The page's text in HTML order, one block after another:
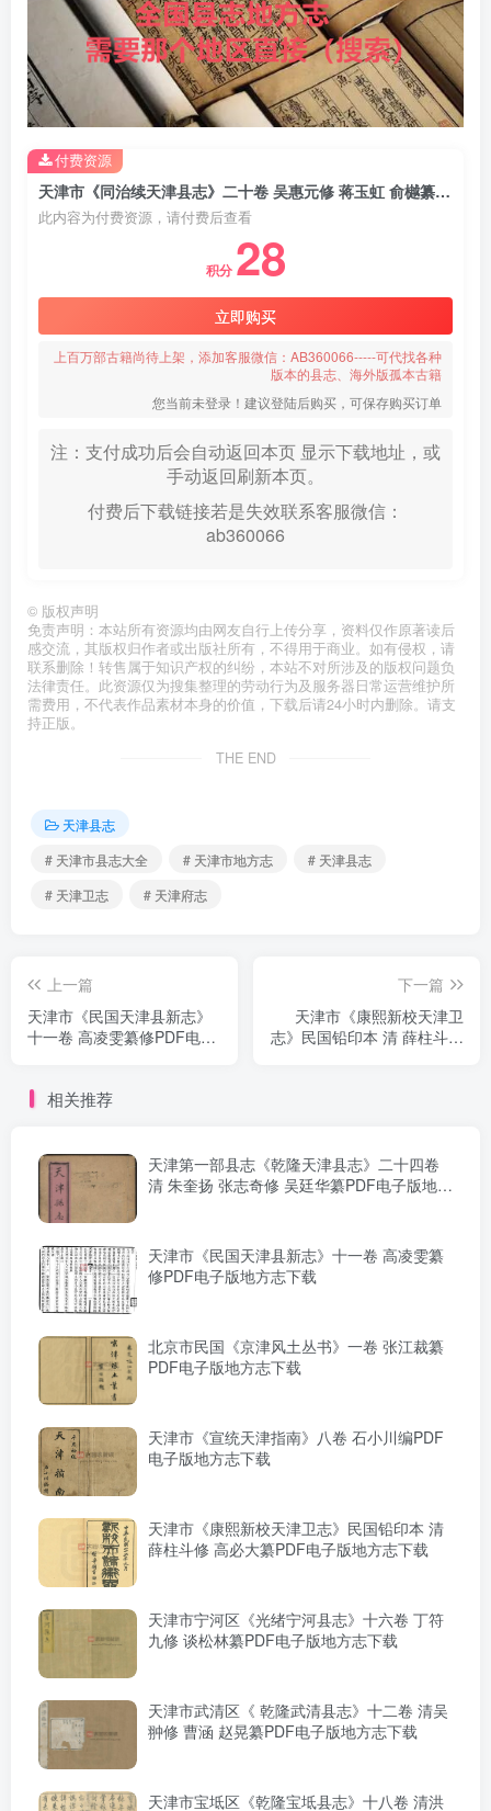
天津市《同治续天津县志》二十卷 吴惠元修 蒋玉虹 俞樾纂PDF电子版地方志下载
此内容为付费资源，请付费后查看
积分 28
立即购买
上百万部古籍尚待上架，添加客服微信：AB360066-----可代找各种
版本的县志、海外版孤本古籍
您当前未登录！建议登陆后购买，可保存购买订单
注：支付成功后会自动返回本页 显示下载地址，或
手动返回刷新本页。
付费后下载链接若是失效联系客服微信：
ab360066
付费资源
© 版权声明
免责声明：本站所有资源均由网友自行上传分享，资料仅作原著读后
感交流，其版权归作者或出版社所有，不得用于商业。如有侵权，请
联系删除！转售属于知识产权的纠纷，本站不对所涉及的版权问题负
法律责任。此资源仅为搜集整理的劳动行为及服务器日常运营维护所
需费用，不代表作品素材本身的价值，下载后请24小时内删除。请支
持正版。
THE END
天津县志
# 天津市县志大全
# 天津市地方志
# 天津县志
# 天津卫志
# 天津府志
上一篇
天津市《民国天津县新志》
十一卷 高凌雯纂修PDF电子
下一篇
天津市《康熙新校天津卫
志》民国铅印本 清 薛柱斗修
相关推荐
天津第一部县志《乾隆天津县志》二十四卷
清 朱奎扬 张志奇修 吴廷华纂PDF电子版地方
天津市《民国天津县新志》十一卷 高凌雯纂
修PDF电子版地方志下载
北京市民国《京津风土丛书》一卷 张江裁纂
PDF电子版地方志下载
天津市《宣统天津指南》八卷 石小川编PDF
电子版地方志下载
天津市《康熙新校天津卫志》民国铅印本 清
薛柱斗修 高必大纂PDF电子版地方志下载
天津市宁河区《光绪宁河县志》十六卷 丁符
九修 谈松林纂PDF电子版地方志下载
天津市武清区《 乾隆武清县志》十二卷 清吴
翀修 曹涵 赵晃纂PDF电子版地方志下载
天津市宝坻区《乾隆宝坻县志》十八卷 清洪